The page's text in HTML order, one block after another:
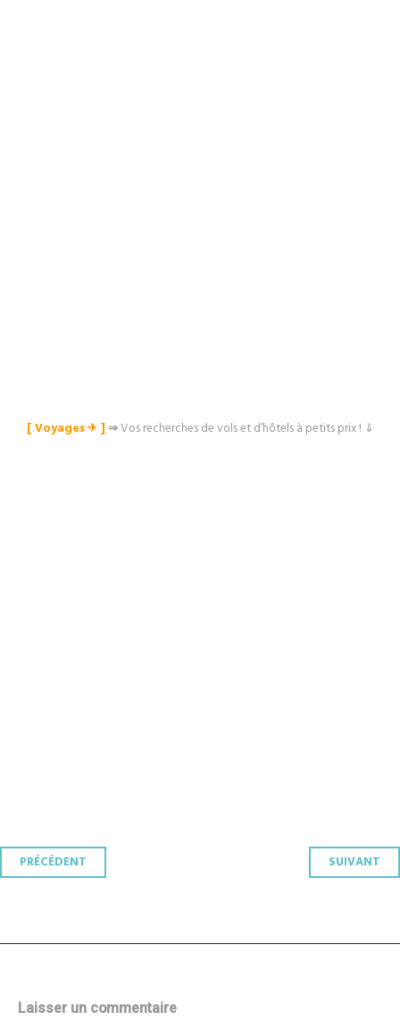
[ Voyages ✈︎ ]⇒Vos recherches de vols et d’hôtels à petits prix ! ⇓
Navigation
PRÉCÉDENT SUIVANT
Laisser un commentaire